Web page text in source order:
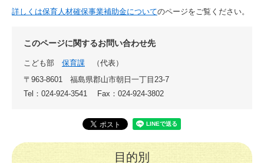
詳しくは保育人材確保事業補助金について​のページをご覧ください。
このページに関するお問い合わせ先
こども部 保育課
代表
〒963-8601
福島県郡山市朝日一丁目23-7
Tel：024-924-3541
Fax：024-924-3802
目的別